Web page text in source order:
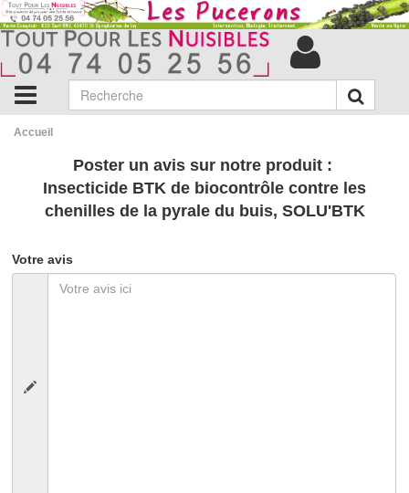
Accueil
Poster un avis sur notre produit :
Insecticide BTK de biocontrôle contre les
chenilles de la pyrale du buis, SOLU'BTK
Votre avis